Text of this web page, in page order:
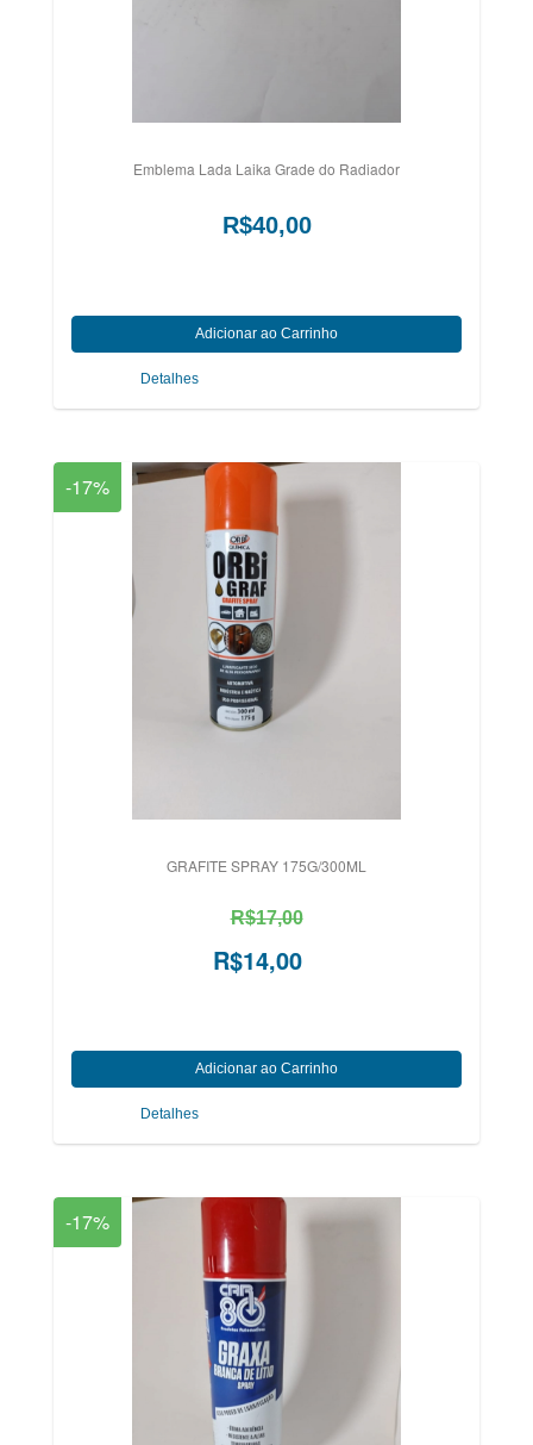
Emblema Lada Laika Grade do Radiador
R$40,00
Detalhes
-17%
GRAFITE SPRAY 175G/300ML
R$17,00
R$14,00
Detalhes
-17%